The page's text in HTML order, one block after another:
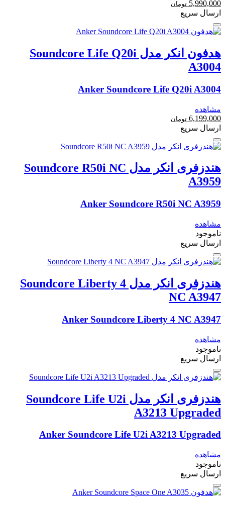
5,990,000 تومان
ارسال سریع
هدفون انکر مدل Soundcore Life Q20i
A3004
Anker Soundcore Life Q20i A3004
مشاهده
6,199,000 تومان
ارسال سریع
هندزفری انکر مدل Soundcore R50i NC
A3959
Anker Soundcore R50i NC A3959
مشاهده
ناموجود
ارسال سریع
هندزفری انکر مدل Soundcore Liberty 4
NC A3947
Anker Soundcore Liberty 4 NC A3947
مشاهده
ناموجود
ارسال سریع
هندزفری انکر مدل Soundcore Life U2i
A3213 Upgraded
Anker Soundcore Life U2i A3213 Upgraded
مشاهده
ناموجود
ارسال سریع